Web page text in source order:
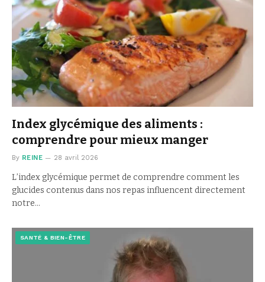
Index glycémique des aliments :
comprendre pour mieux manger
By REINE 28 avril 2026
L’index glycémique permet de comprendre comment les
glucides contenus dans nos repas influencent directement
notre…
SANTÉ & BIEN-ÊTRE